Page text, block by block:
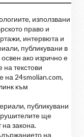
използвани
право и
интервюта и
публикувани в
ако изрично е
на текстови
на 24smolian.com,
към
публикувани
ще
на закона.
на